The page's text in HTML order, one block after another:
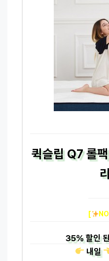
퀵슬립 Q7 롤
[
35%할인
내일